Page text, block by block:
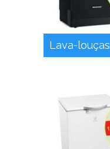
Lava-louças